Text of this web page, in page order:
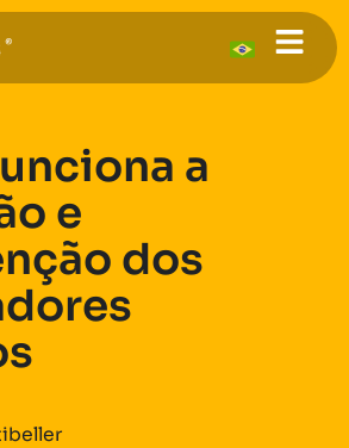
a
e
dos